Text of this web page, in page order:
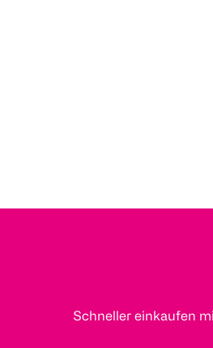
Schneller einkaufen